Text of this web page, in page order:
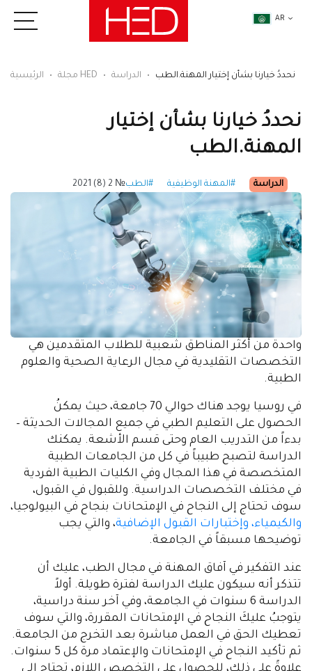
AR
الرئيسية مجلة HED الدراسة نحددُ خيارنا بشأن إختيار المهنة.الطب
نحددُ خيارنا بشأن إختيار
المهنة.الطب
الدراسة #المهنة الوظيفية #الطب№ 2 (8) 2021
واحدة من أكثر المناطق شعبية للطلاب المتقدمين هي
التخصصات التقليدية في مجال الرعاية الصحية والعلوم
الطبية.
في روسيا يوجد هناك حوالي 70 جامعة، حيث يمكنُ
الحصول على التعليم الطبي في جميع المجالات الحديثة –
بدءاً من التدريب العام وحتى قسم الأشعة. يمكنك
الدراسة لتصبح طبيباً في كل من الجامعات الطبية
المتخصصة في هذا المجال وفي الكليات الطبية الفردية
في مختلف التخصصات الدراسية. وللقبول في القبول،
سوف تحتاج إلى النجاح في الإمتحانات بنجاح في البيولوجيا،
والكيمياء، وإختبارات القبول الإضافية، والتي يجب
توضيحها مسبقاً في الجامعة.
عند التفكير في آفاق المهنة في مجال الطب، عليك أن
تتذكر أنه سيكون عليك الدراسة لفترة طويلة. أولاً
الدراسة 6 سنوات في الجامعة، وفي آخر سنة دراسية،
يتوجبُ عليكَ النجاح في الإمتحانات المقررة، والتي سوف
تعطيك الحق في العمل مباشرة بعد التخرج من الجامعة.
ثم تأكيد النجاح في الإمتحانات والإعتماد مرة كل 5 سنوات.